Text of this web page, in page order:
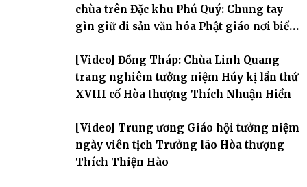
Phật tử đã đồng vân tập về đạo tràng, th
chùa trên Đặc khu Phú Quý: Chung tay
gìn giữ di sản văn hóa Phật giáo nơi biển
[Video] Đồng Tháp: Chùa Linh Quang
trang nghiêm tưởng niệm Húy kị lần thứ
XVIII cố Hòa thượng Thích Nhuận Hiền
[Video] Trung ương Giáo hội tưởng niệm
ngày viên tịch Trưởng lão Hòa thượng
Thích Thiện Hào